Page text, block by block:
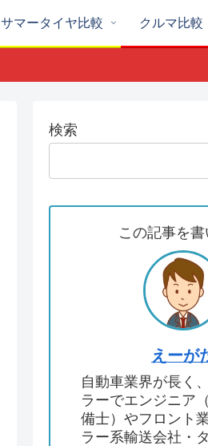
サマータイヤ比較 クルマ比較
検索
この記事を書
えーが
自動車業界が長く
ラーでエンジニア
備士）やフロント
ラー系輸送会社・